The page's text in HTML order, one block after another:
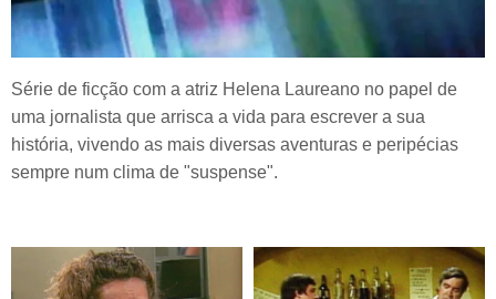
Série de ficção com a atriz Helena Laureano no papel de
uma jornalista que arrisca a vida para escrever a sua
história, vivendo as mais diversas aventuras e peripécias
sempre num clima de "suspense".